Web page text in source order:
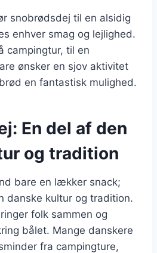
snobrødsdej til en alsidig
enhver smag og lejlighed.
campingtur, til en
ønsker en sjov aktivitet
en fantastisk mulighed.
En del af den
og tradition
bare en lækker snack;
danske kultur og tradition.
folk sammen og
bålet. Mange danskere
fra campingture,